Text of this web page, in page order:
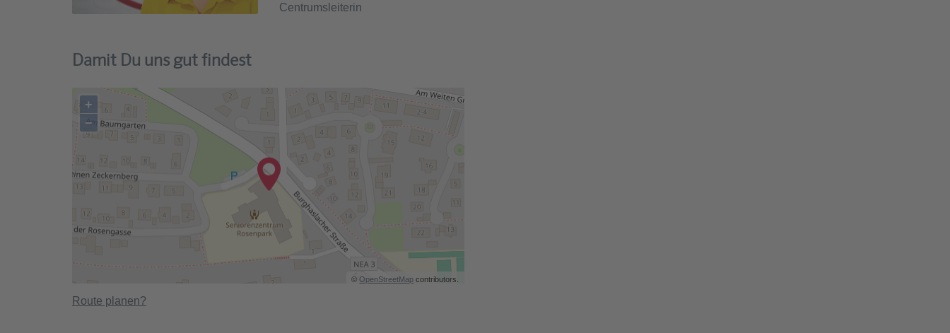
Centrumsleiterin
Damit Du uns gut findest
+
−
©OpenStreetMap contributors.
Route planen?